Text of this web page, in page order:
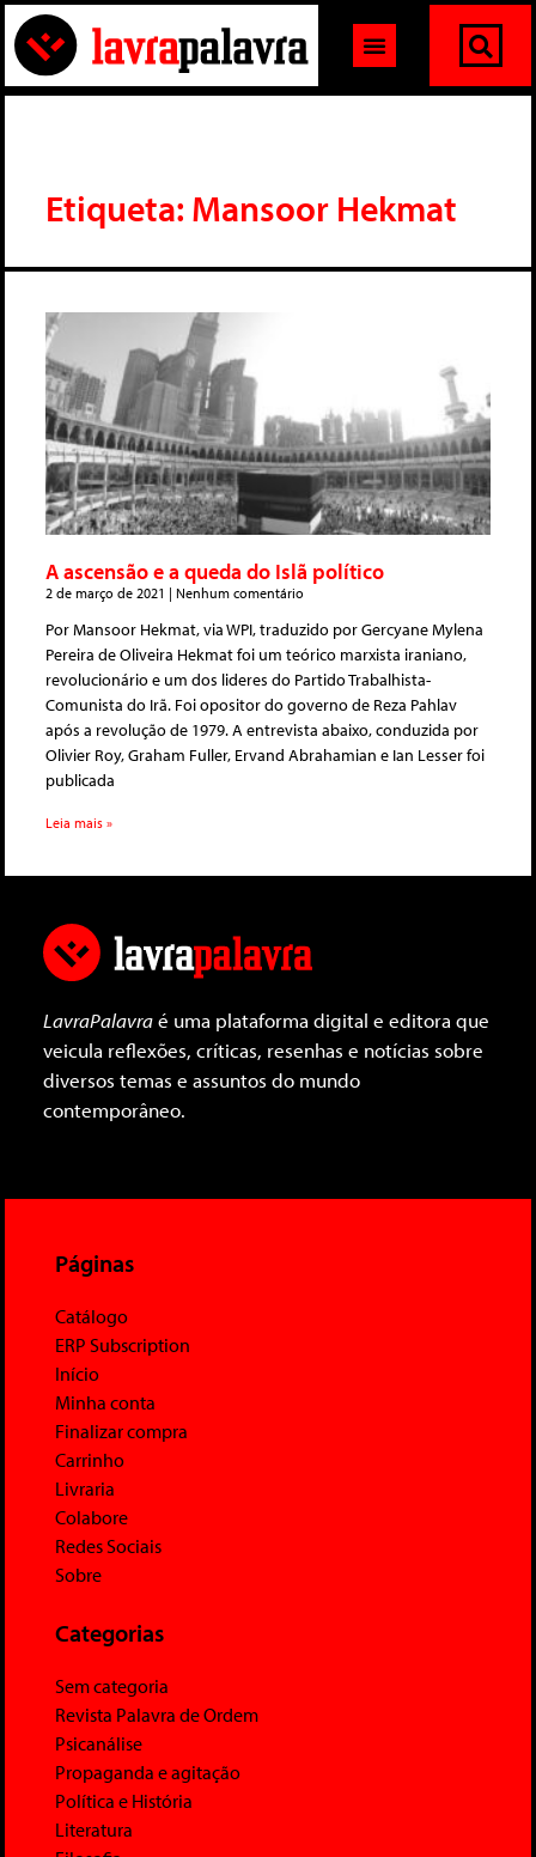
Etiqueta: Mansoor Hekmat
A ascensão e a queda do Islã político
2 de março de 2021 Nenhum comentário
Por Mansoor Hekmat, via WPI, traduzido por Gercyane Mylena
Pereira de Oliveira Hekmat foi um teórico marxista iraniano,
revolucionário e um dos lideres do Partido Trabalhista-
Comunista do Irã. Foi opositor do governo de Reza Pahlav
após a revolução de 1979. A entrevista abaixo, conduzida por
Olivier Roy, Graham Fuller, Ervand Abrahamian e Ian Lesser foi
publicada
Leia mais »
LavraPalavraé uma plataforma digital e editora que
veicula reflexões, críticas, resenhas e notícias sobre
diversos temas e assuntos do mundo
contemporâneo.
Páginas
Catálogo
ERP Subscription
Início
Minha conta
Finalizar compra
Carrinho
Livraria
Colabore
Redes Sociais
Sobre
Categorias
Sem categoria
Revista Palavra de Ordem
Psicanálise
Propaganda e agitação
Política e História
Literatura